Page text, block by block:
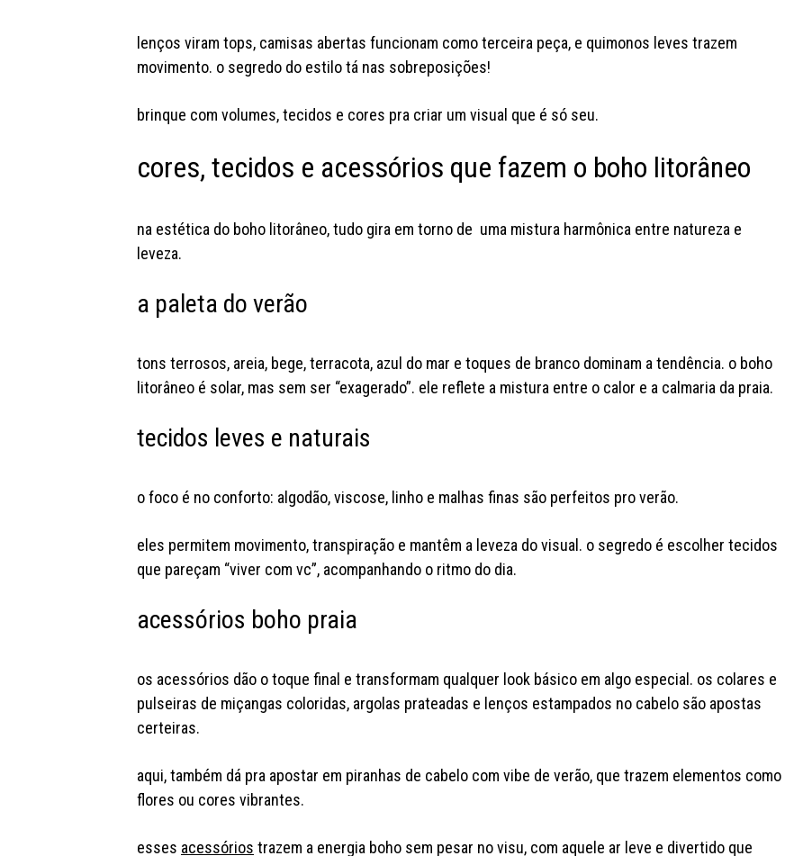
lenços viram tops, camisas abertas funcionam como terceira peça, e quimonos leves trazem
movimento. o segredo do estilo tá nas sobreposições!
brinque com volumes, tecidos e cores pra criar um visual que é só seu.
cores, tecidos e acessórios que fazem o boho litorâneo
na estética do boho litorâneo, tudo gira em torno de uma mistura harmônica entre natureza e
leveza.
a paleta do verão
tons terrosos, areia, bege, terracota, azul do mar e toques de branco dominam a tendência. o boho
litorâneo é solar, mas sem ser “exagerado”. ele reflete a mistura entre o calor e a calmaria da praia.
tecidos leves e naturais
o foco é no conforto: algodão, viscose, linho e malhas finas são perfeitos pro verão.
eles permitem movimento, transpiração e mantêm a leveza do visual. o segredo é escolher tecidos
que pareçam “viver com vc”, acompanhando o ritmo do dia.
acessórios boho praia
os acessórios dão o toque final e transformam qualquer look básico em algo especial. os colares e
pulseiras de miçangas coloridas, argolas prateadas e lenços estampados no cabelo são apostas
certeiras.
aqui, também dá pra apostar em piranhas de cabelo com vibe de verão, que trazem elementos como
flores ou cores vibrantes.
esses acessórios trazem a energia boho sem pesar no visu, com aquele ar leve e divertido que